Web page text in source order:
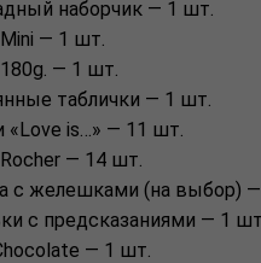
наборчик — 1 шт.
— 1 шт.
— 1 шт.
таблички — 1 шт.
«Love is…» — 11 шт.
— 14 шт.
с желешками (на выбор)
с предсказаниями — 1
— 1 шт.